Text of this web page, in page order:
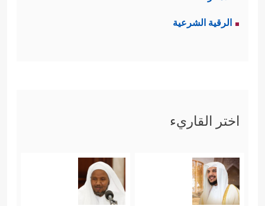
الرقية الشرعية
اختر القاريء